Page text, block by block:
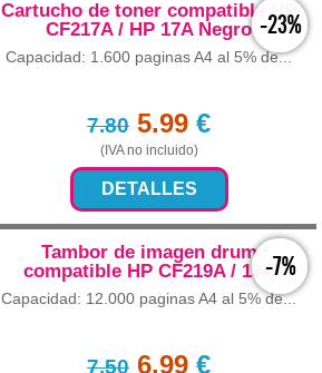
-23%
Cartucho de toner compatible HP
CF217A / HP 17A Negro
Capacidad: 1.600 paginas A4 al 5% de...
7.80 5.99 €
(IVA no incluido)
DETALLES
-7%
Tambor de imagen drum
compatible HP CF219A / 19A
Capacidad: 12.000 paginas A4 al 5% de...
7.50 6.99 €